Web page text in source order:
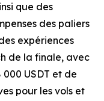
que des
des paliers
expériences
de la finale, avec
000 USDT et de
pour les vols et